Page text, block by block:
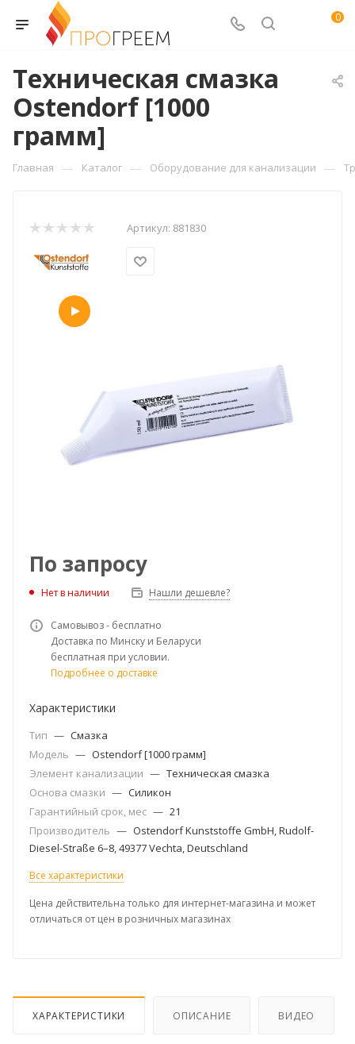
0
Техническая смазка
Ostendorf [1000
грамм]
Главная — Каталог — Оборудование для канализации —
Артикул: 881830
По запросу
Нет в наличии Нашли дешевле?
Самовывоз - бесплатно
Доставка по Минску и Беларуси
бесплатная при условии.
Подробнее о доставке
Характеристики
Тип — Смазка
Модель — Ostendorf [1000 грамм]
Элемент канализации — Техническая смазка
Основа смазки — Силикон
Гарантийный срок, мес — 21
Производитель — Ostendorf Kunststoffe GmbH, Rudolf-
Diesel-Straße 6–8, 49377 Vechta, Deutschland
Все характеристики
Цена действительна только для интернет-магазина и может
отличаться от цен в розничных магазинах
ХАРАКТЕРИСТИКИ ОПИСАНИЕ ВИДЕО